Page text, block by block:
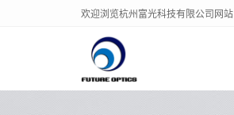
欢迎浏览杭州富光科技有限公司网站